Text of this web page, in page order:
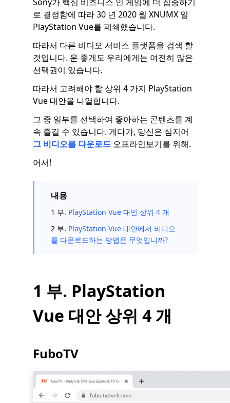
로 결정함에 따라 30 년 2020 월 XNUMX 일
PlayStation Vue를 폐쇄했습니다.
따라서 다른 비디오 서비스 플랫폼을 검색 할
것입니다. 운 좋게도 우리에게는 여전히 많은
선택권이 있습니다.
따라서 고려해야 할 상위 4 가지 PlayStation
Vue 대안을 나열합니다.
그 중 일부를 선택하여 좋아하는 콘텐츠를 계
속 즐길 수 있습니다. 게다가, 당신은 심지어
그 비디오를 다운로드 오프라인보기를 위해.
어서!
내용
1 부. PlayStation Vue 대안 상위 4 개
2 부. PlayStation Vue 대안에서 비디오
를 다운로드하는 방법은 무엇입니까?
1 부. PlayStation
Vue 대안 상위 4 개
FuboTV